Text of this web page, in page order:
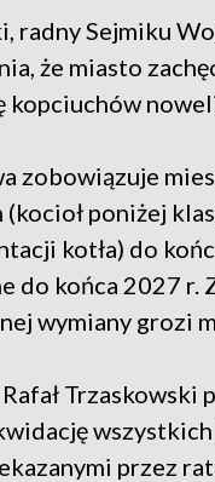
radny Sejmiku
że miasto
kopciuchów
zobowiązuje
poniżej
kotła) do
do końca 2027 r.
wymiany grozi
przez